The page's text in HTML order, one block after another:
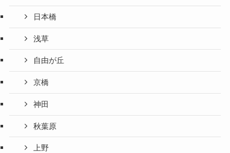
日本橋
浅草
自由が丘
京橋
神田
秋葉原
上野